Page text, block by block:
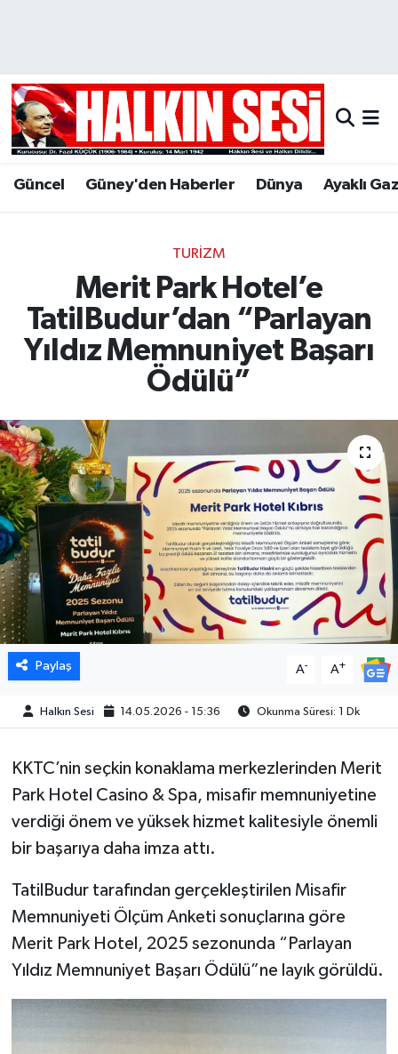
Güncel Güney'den Haberler Dünya Ayaklı
TURIZM
Merit Park Hotel’e
TatilBudur’dan “Parlayan
Yıldız Memnuniyet Başarı
Ödülü”
Paylaş A- A+
Halkın Sesi 14.05.2026 - 15:36 Okunma Süresi: 1 Dk
KKTC’nin seçkin konaklama merkezlerinden Merit
Park Hotel Casino & Spa, misafir memnuniyetine
verdiği önem ve yüksek hizmet kalitesiyle önemli
bir başarıya daha imza attı.
TatilBudur tarafından gerçekleştirilen Misafir
Memnuniyeti Ölçüm Anketi sonuçlarına göre
Merit Park Hotel, 2025 sezonunda “Parlayan
Yıldız Memnuniyet Başarı Ödülü”ne layık görüldü.
Hava Durumu
Trafik Durumu
Son Dakika Haberleri
Haber Arşivi